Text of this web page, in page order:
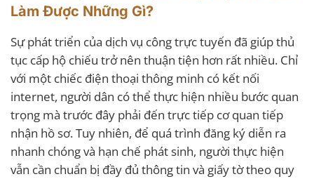
Làm Được Những Gì?
Sự phát triển của dịch vụ công trực tuyến đã giúp thủ
tục cấp hộ chiếu trở nên thuận tiện hơn rất nhiều. Chỉ
với một chiếc điện thoại thông minh có kết nối
internet, người dân có thể thực hiện nhiều bước quan
trọng mà trước đây phải đến trực tiếp cơ quan tiếp
nhận hồ sơ. Tuy nhiên, để quá trình đăng ký diễn ra
nhanh chóng và hạn chế phát sinh, người thực hiện
vẫn cần chuẩn bị đầy đủ thông tin và giấy tờ theo quy